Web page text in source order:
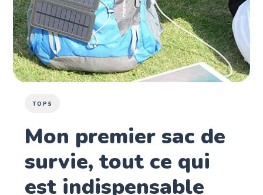
TOPS
Mon premier sac de
survie, tout ce qui
est indispensable